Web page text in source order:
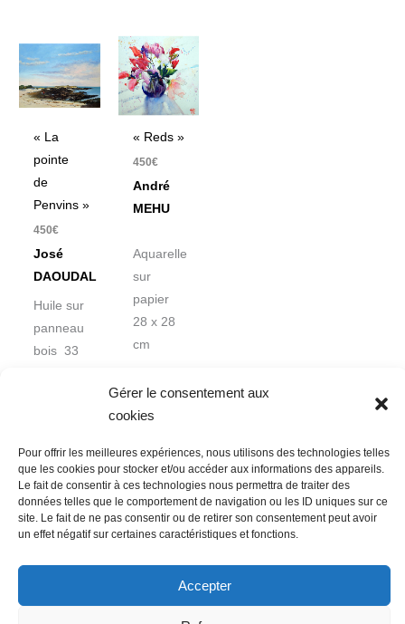
Gérer le consentement aux
cookies
Pour offrir les meilleures expériences, nous utilisons des technologies telles
que les cookies pour stocker et/ou accéder aux informations des appareils.
Le fait de consentir à ces technologies nous permettra de traiter des
données telles que le comportement de navigation ou les ID uniques sur ce
site. Le fait de ne pas consentir ou de retirer son consentement peut avoir
un effet négatif sur certaines caractéristiques et fonctions.
Accepter
« La
pointe
de
Penvins »
450€
José
DAOUDAL
Huile sur
panneau
bois 33
« Reds »
450€
André
MEHU
Aquarelle
sur
papier
28 x 28
cm
Nous contacter
Conditions Générales de Ventes
Politique de confidentialité
Mentions légales
Mot de passe perdu
Newsletter Politique de cookies (UE)